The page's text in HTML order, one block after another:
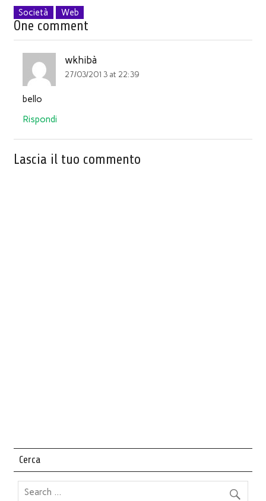
Società Web
One comment
wkhibà
27/03/2013 at 22:39
bello
Rispondi
Lascia il tuo commento
Cerca